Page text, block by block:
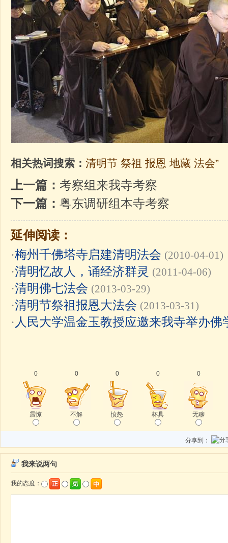
相关热词搜索： 清明节 祭祖 报恩 地藏 法会”
上一篇： 考察组来我寺考察
下一篇： 粤东调研组本寺考察
延伸阅读：
·梅州千佛塔寺启建清明法会 (2010-04-01)
·清明忆故人，诵经济群灵 (2011-04-06)
·清明佛七法会 (2013-03-29)
·清明节祭祖报恩大法会 (2013-03-31)
· 人民大学温金玉教授应邀来我寺举办佛
0
震惊
0
不解
0
愤怒
0
杯具
0
无聊
分享到：